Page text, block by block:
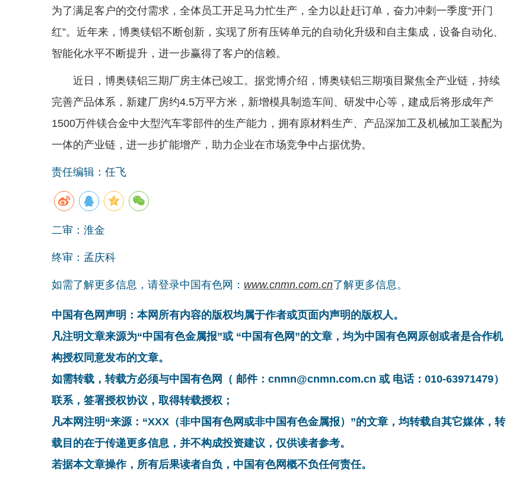
为了满足客户的交付需求，全体员工开足马力忙生产，全力以赴赶订单，奋力冲刺一季度“开门
红”。近年来，博奥镁铝不断创新，实现了所有压铸单元的自动化升级和自主集成，设备自动化、
智能化水平不断提升，进一步赢得了客户的信赖。
近日，博奥镁铝三期厂房主体已竣工。据党博介绍，博奥镁铝三期项目聚焦全产业链，持续
完善产品体系，新建厂房约4.5万平方米，新增模具制造车间、研发中心等，建成后将形成年产
1500万件镁合金中大型汽车零部件的生产能力，拥有原材料生产、产品深加工及机械加工装配为
一体的产业链，进一步扩能增产，助力企业在市场竞争中占据优势。
责任编辑：任飞
二审：淮金
终审：孟庆科
如需了解更多信息，请登录中国有色网： www.cnmn.com.cn了解更多信息。
中国有色网声明：本网所有内容的版权均属于作者或页面内声明的版权人。
凡注明文章来源为“中国有色金属报”或 “中国有色网”的文章，均为中国有色网原创或者是合作机
构授权同意发布的文章。
如需转载，转载方必须与中国有色网（ 邮件：cnmn@cnmn.com.cn 或 电话：010-63971479）
联系，签署授权协议，取得转载授权；
凡本网注明“来源：“XXX（非中国有色网或非中国有色金属报）”的文章，均转载自其它媒体，转
载目的在于传递更多信息，并不构成投资建议，仅供读者参考。
若据本文章操作，所有后果读者自负，中国有色网概不负任何责任。